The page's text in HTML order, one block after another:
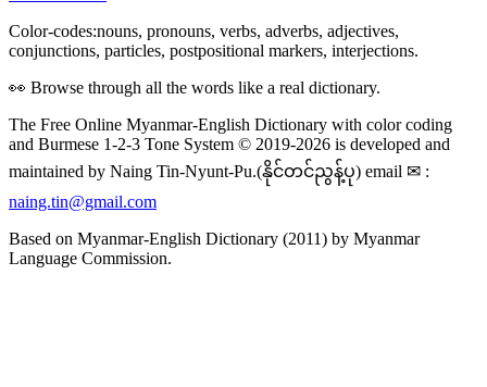
Color-codes:nouns, pronouns, verbs, adverbs, adjectives,
conjunctions, particles, postpositional markers, interjections.
👀 Browse through all the words like a real dictionary.
The Free Online Myanmar-English Dictionary with color coding
and Burmese 1-2-3 Tone System © 2019-2026 is developed and
maintained by Naing Tin-Nyunt-Pu.(နိုင်တင်ညွန့်ပု) email ✉ :
naing.tin@gmail.com
Based on Myanmar-English Dictionary (2011) by Myanmar
Language Commission.